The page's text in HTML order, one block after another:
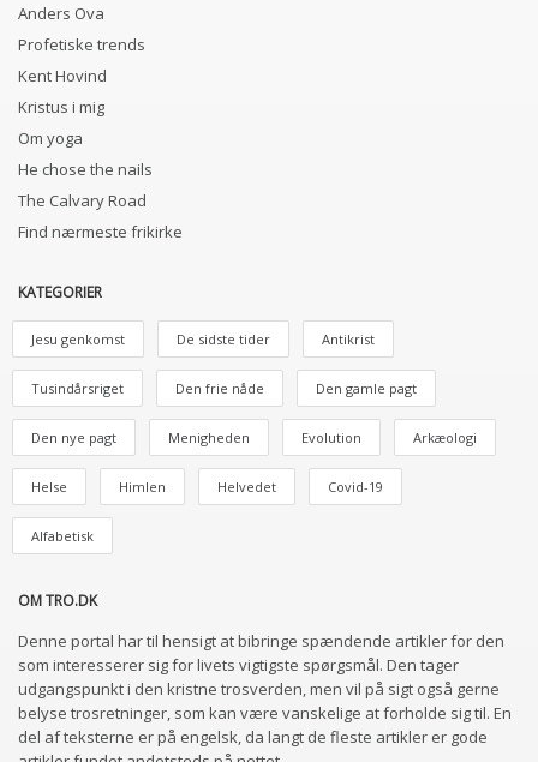
Anders Ova
Profetiske trends
Kent Hovind
Kristus i mig
Om yoga
He chose the nails
The Calvary Road
Find nærmeste frikirke
KATEGORIER
Jesu genkomst De sidste tider Antikrist
Tusindårsriget Den frie nåde Den gamle pagt
Den nye pagt Menigheden Evolution Arkæologi
Helse Himlen Helvedet Covid-19
Alfabetisk
OM TRO.DK
Denne portal har til hensigt at bibringe spændende artikler for den
som interesserer sig for livets vigtigste spørgsmål. Den tager
udgangspunkt i den kristne trosverden, men vil på sigt også gerne
belyse trosretninger, som kan være vanskelige at forholde sig til. En
del af teksterne er på engelsk, da langt de fleste artikler er gode